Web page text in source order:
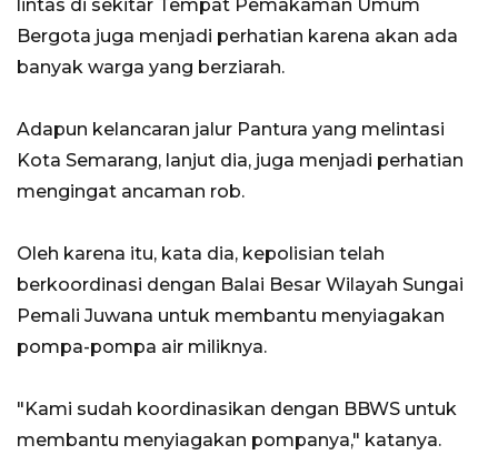
lintas di sekitar Tempat Pemakaman Umum
Bergota juga menjadi perhatian karena akan ada
banyak warga yang berziarah.
Adapun kelancaran jalur Pantura yang melintasi
Kota Semarang, lanjut dia, juga menjadi perhatian
mengingat ancaman rob.
Oleh karena itu, kata dia, kepolisian telah
berkoordinasi dengan Balai Besar Wilayah Sungai
Pemali Juwana untuk membantu menyiagakan
pompa-pompa air miliknya.
"Kami sudah koordinasikan dengan BBWS untuk
membantu menyiagakan pompanya," katanya.